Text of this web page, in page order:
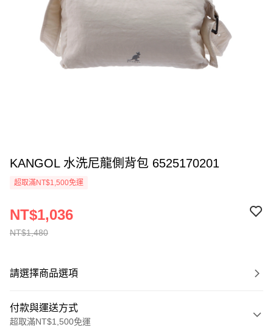
KANGOL 水洗尼龍側背包 6525170201
超取滿NT$1,500免運
NT$1,480
NT$1,036
請選擇商品選項
付款與運送方式
超取滿NT$1,500免運